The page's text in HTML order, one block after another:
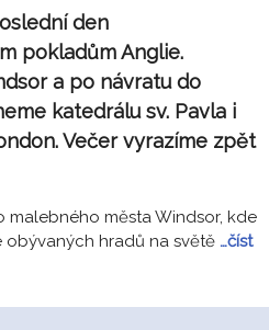
den
pokladům Anglie.
a po návratu do
katedrálu sv. Pavla i
Večer vyrazíme zpět
malebného města Windsor, kde
hradů na světě …číst